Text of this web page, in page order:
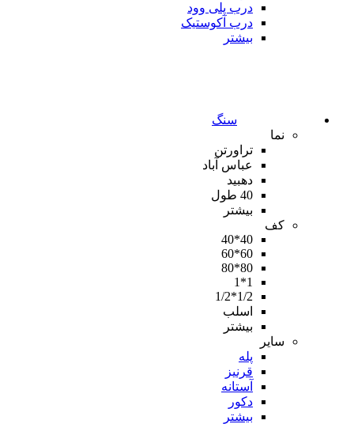
درب پلی وود
درب آکوستیک
بیشتر
سنگ
نما
تراورتن
عباس آباد
دهبید
40 طول
بیشتر
کف
40*40
60*60
80*80
1*1
1/2*1/2
اسلب
بیشتر
سایر
پله
قرنیز
آستانه
دکور
بیشتر